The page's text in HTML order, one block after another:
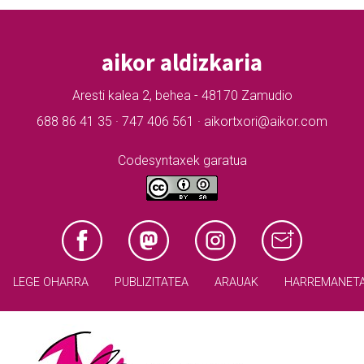
aikor aldizkaria
Aresti kalea 2, behea - 48170 Zamudio
688 86 41 35 · 747 406 561 · aikortxori@aikor.com
Codesyntaxek garatua
LEGE OHARRA PUBLIZITATEA ARAUAK